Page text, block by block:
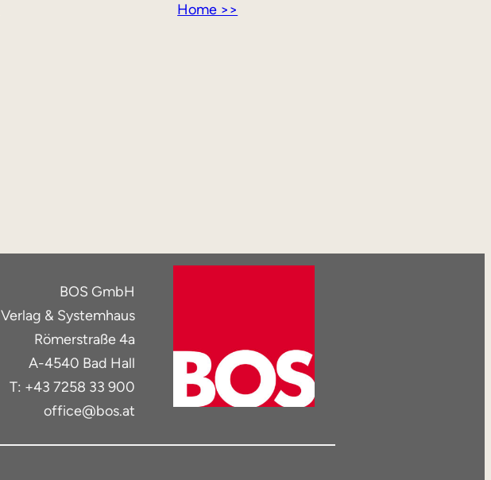
Home >>
BOS GmbH
Verlag & Systemhaus
Römerstraße 4a
A-4540 Bad Hall
T: +43 7258 33 900
office@bos.at